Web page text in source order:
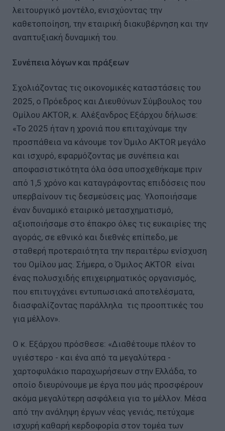
λειτουργικό μοντέλο, ενισχύοντας την
καθετοποίηση, την εταιρική διακυβέρνηση και την
αναπτυξιακή δυναμική του.
Συνέπεια λόγων και πράξεων
Σχολιάζοντας τις οικονομικές καταστάσεις του
2025, ο Πρόεδρος και Διευθύνων Σύμβουλος του
Ομίλου AKTOR, κ. Αλέξανδρος Εξάρχου δήλωσε:
«Το 2025 ήταν η χρονιά που επιταχύναμε την
προσπάθεια να κάνουμε τον Όμιλο AKTOR μεγάλο
και ισχυρό, εφαρμόζοντας με συνέπεια και
αποφασιστικότητα όλα όσα υποσχεθήκαμε πριν
από 1,5 χρόνο και καταγράφοντας επιδόσεις που
υπερβαίνουν τις δεσμεύσεις μας. Υλοποιήσαμε
έναν δυναμικό εταιρικό μετασχηματισμό,
αξιοποιήσαμε στο έπακρο όλες τις ευκαιρίες της
αγοράς, σε εθνικό και διεθνές επίπεδο, με
σταθερή προτεραιότητα την περαιτέρω ενίσχυση
του Ομίλου μας. Σήμερα, ο Όμιλος AKTOR είναι
ένας πολυσχιδής επιχειρηματικός οργανισμός,
που επιτυγχάνει εντυπωσιακά αποτελέσματα,
διασφαλίζοντας παράλληλα τις προοπτικές του
για μέλλον».
Ο κ. Εξάρχου πρόσθεσε: «Διαθέτουμε πλέον το
υγιέστερο - και ένα από τα μεγαλύτερα -
χαρτοφυλάκιο παραχωρήσεων στην Ελλάδα, το
οποίο διευρύνουμε με έργα που μάς προσφέρουν
ακόμα μεγαλύτερη ασφάλεια για το μέλλον. Μέσα
από την ανάληψη έργων νέας γενιάς, πετύχαμε
ισχυρή καθαρή κερδοφορία στον τομέα των